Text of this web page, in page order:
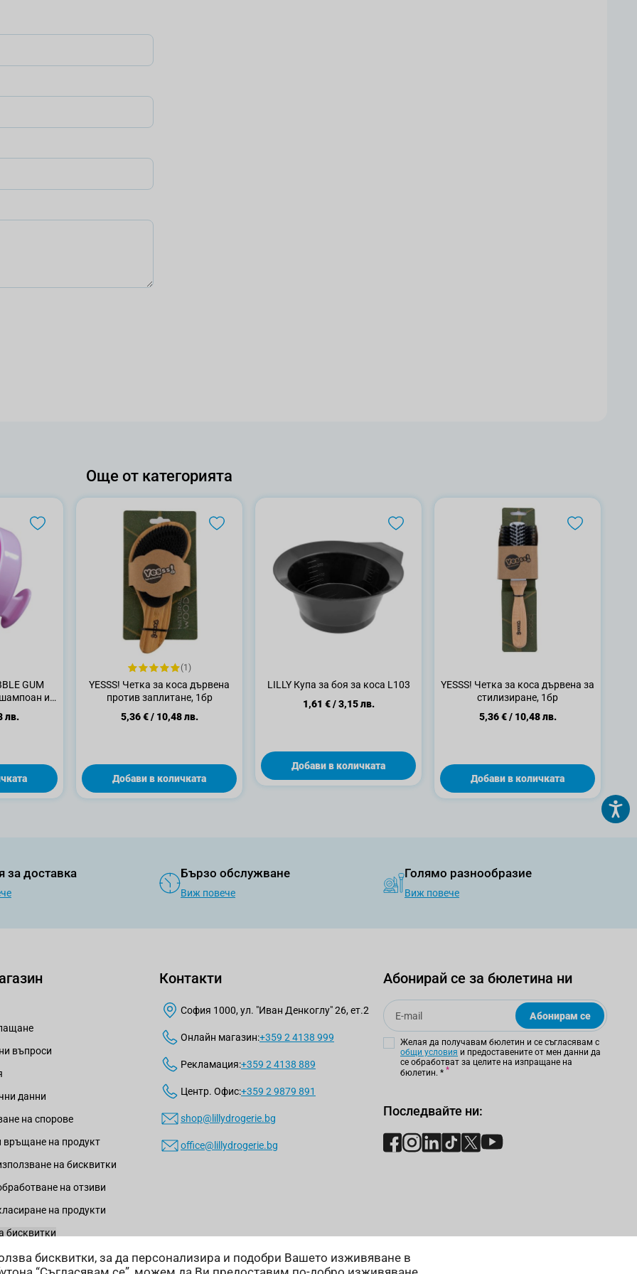
бисквитки, за да персонализира и подобри Вашето изживяване в
Още от категорията
GUM
и
лв.
(1)
YESSS! Четка за коса дървена
против заплитане, 1бр
5,36 €/ 10,48 лв.
Добави в количката
LILLY Купа за боя за коса L103
1,61 €/3,15 лв.
Добави в количката
YESSS! Четка за коса дървена за
стилизиране, 1бр
5,36 €/ 10,48 лв.
Добави в количката
за доставка Бързо обслужване
Виж повече
Голямо разнообразие
Виж повече
въпроси
данни
на спорове
връщане на продукт
на бисквитки
на отзиви
на продукти
бисквитки
Контакти
София 1000, ул. "Иван Денкоглу" 26, ет.2
Онлайн магазин:+359 2 4138 999
Рекламация:+359 2 4138 889
Центр. Офис:+359 2 9879 891
shop@lillydrogerie.bg
office@lillydrogerie.bg
Абонирай се за бюлетина ни
Email
Абонирам се
Желая да получавам бюлетин и се съгласявам с
общи условия и предоставените от мен данни да
се обработват за целите на изпращане на
бюлетин. *
Последвайте ни: